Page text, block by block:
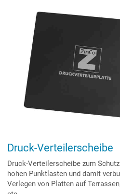
Druck-Verteilerscheibe
Druck-Verteilerscheibe zum
hohen Punktlasten und damit
Verlegen von Platten auf